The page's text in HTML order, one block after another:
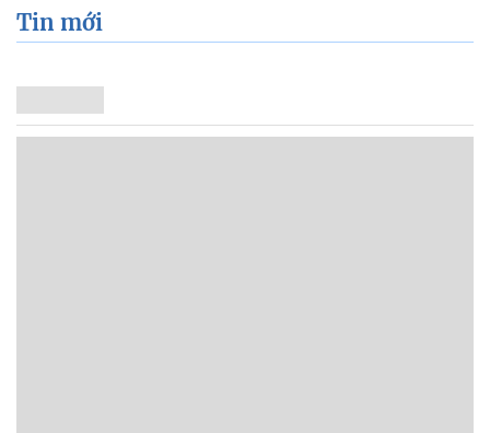
Tin mới